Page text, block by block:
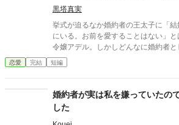
噂。信じたくはないが、間違っている
婚約解消に至らなかったのは、聖女
辛うじて繋がっていた絆。その絆は
というところで切れた。婚約はルカ
とはないだろう。そう思っていたの
るルカ。さて、二人の未来はどうなる？ ※曖昧設定。 ※別サイ
にも掲載。
黒塔真実
挙式が迫るなか婚約者の王太子に「
にいる。お前を愛することはない」
令嬢アデル。しかしどんなに婚約者
女性としての誇りを傷つけられても
大切な「心の拠り所」があるから……
を受けるのだった―― ※神視点。■な
複投稿←【ジャンル日間4位】。
恋愛 完結 短編
婚約者が実は私を嫌っていたの
した